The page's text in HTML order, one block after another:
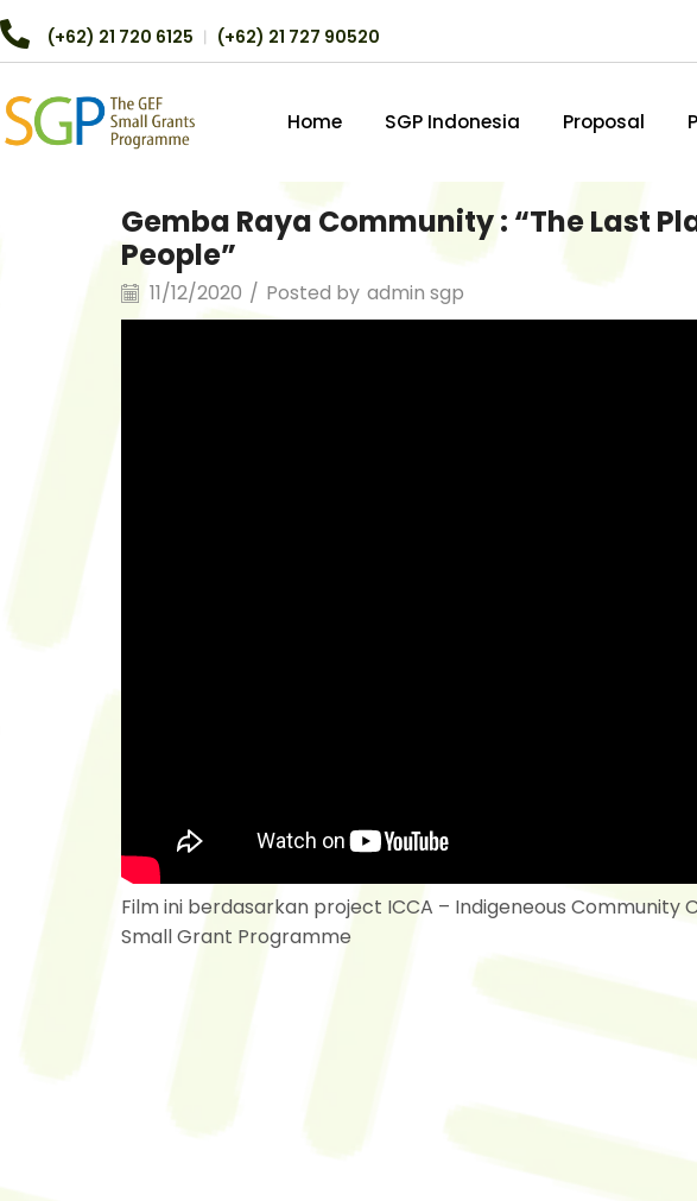
(+62) 21 720 6125 ︱ (+62) 21 727 90520
Home SGP Indonesia Proposal
Gemba Raya Community : “The Last
People”
11/12/2020 / Posted by admin sgp
Film ini berdasarkan project ICCA – Indigeneous Community
Small Grant Programme